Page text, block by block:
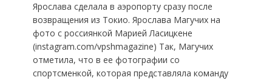
Ярослава сделала в аэропорту сразу после
возвращения из Токио. Ярослава Магучих на
фото с россиянкой Марией Ласицкене
(instagram.com/vpshmagazine) Так, Магучих
отметила, что в ее фотографии со
спортсменкой, которая представляла команду